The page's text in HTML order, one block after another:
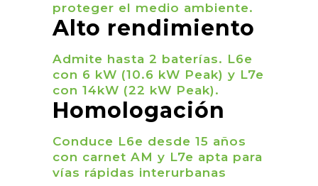
proteger el medio ambiente.
Alto rendimiento
Admite hasta 2 baterías. L6e
con 6 kW (10.6 kW Peak) y L7e
con 14kW (22 kW Peak).
Homologación
Conduce L6e desde 15 años
con carnet AM y L7e apta para
vías rápidas interurbanas